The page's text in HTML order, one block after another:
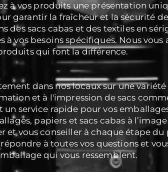
à vos produits une présentation
garantir la fraîcheur et la sécurité
des sacs cabas et des textiles en
vos besoins spécifiques. Nous vous
qui font la différence.
dans nos locaux sur une
et à l'impression de sacs
un service rapide pour vos
papiers et sacs cabas à
et vous conseiller à chaque étape
à toutes vos questions et
qui vous ressemblent.